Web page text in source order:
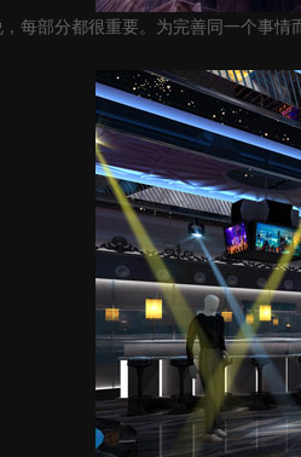
每部分都很重要。为完善同一个事